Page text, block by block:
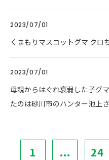
2023/07/01
くまもりマスコットグマ クロ
2023/07/01
母親からはぐれ衰弱した子グ
たのは砂川市のハンター池上
1 ... 24